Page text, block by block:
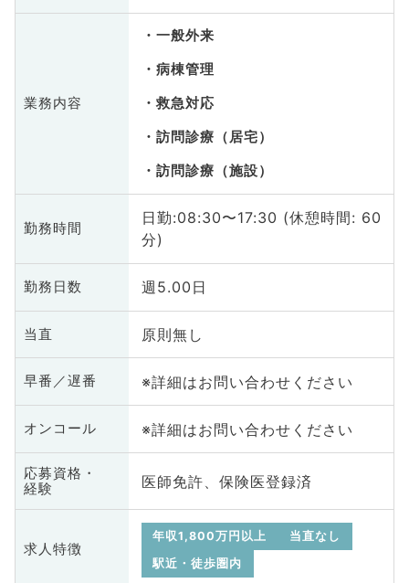
業務内容
一般外来
病棟管理
救急対応
訪問診療（居宅）
訪問診療（施設）
勤務時間
日勤:08:30〜17:30 (休憩時間: 60
分)
勤務日数 週5.00日
当直 原則無し
早番／遅番 ※詳細はお問い合わせください
オンコール ※詳細はお問い合わせください
応募資格・
経験
医師免許、保険医登録済
求人特徴
年収1,800万円以上
当直なし
駅近・徒歩圏内